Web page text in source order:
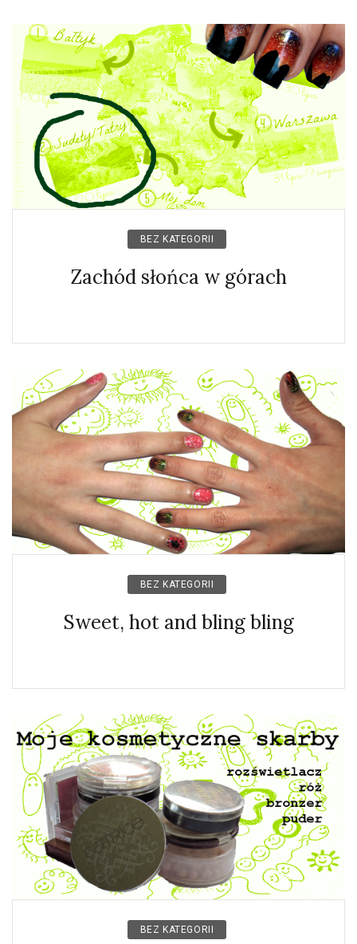
BEZ KATEGORII
Zachód słońca w górach
BEZ KATEGORII
Sweet, hot and bling bling
BEZ KATEGORII